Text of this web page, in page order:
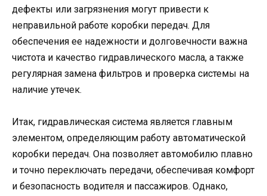
дефекты или загрязнения могут привести к
неправильной работе коробки передач. Для
обеспечения ее надежности и долговечности важна
чистота и качество гидравлического масла, а также
регулярная замена фильтров и проверка системы на
наличие утечек.
Итак, гидравлическая система является главным
элементом, определяющим работу автоматической
коробки передач. Она позволяет автомобилю плавно
и точно переключать передачи, обеспечивая комфорт
и безопасность водителя и пассажиров. Однако,